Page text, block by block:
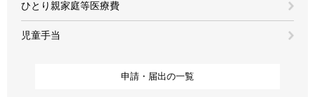
ひとり親家庭等医療費
児童手当
申請・届出の一覧